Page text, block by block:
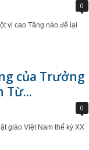
0
vị cao Tăng nào để lại
của Trưởng
Từ...
0
giáo Việt Nam thế kỷ XX